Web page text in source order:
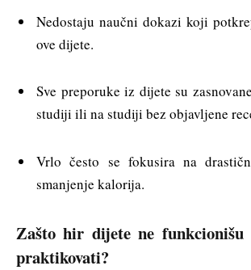
Nedostaju naučni dokazi koji
ove dijete.
Sve preporuke iz dijete su
studiji ili na studiji bez objavljene
Vrlo često se fokusira na
smanjenje kalorija.
Zašto hir dijete ne
praktikovati?